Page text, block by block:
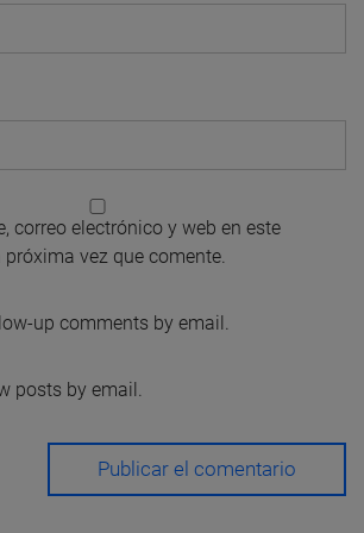
correo electrónico y web en este
vez que comente.
up comments by email.
posts by email.